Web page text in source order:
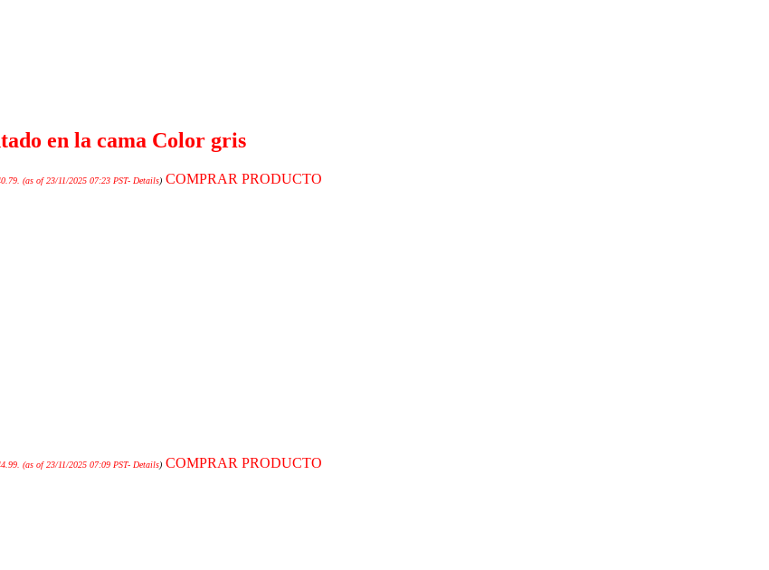
en la cama Color gris
(as of 23/11/2025 07:23 PST- Details) COMPRAR PRODUCTO
(as of 23/11/2025 07:09 PST- Details) COMPRAR PRODUCTO